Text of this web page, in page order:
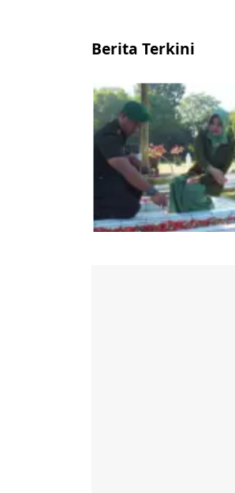
Berita Terkini